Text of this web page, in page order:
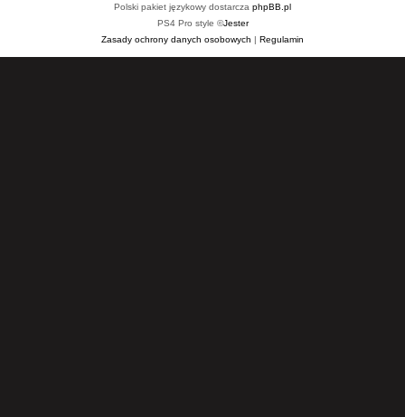
Polski pakiet językowy dostarcza phpBB.pl
PS4 Pro style ©Jester
Zasady ochrony danych osobowych | Regulamin